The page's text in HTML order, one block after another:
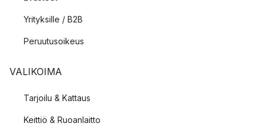
Yrityksille / B2B
Peruutusoikeus
VALIKOIMA
Tarjoilu & Kattaus
Keittiö & Ruoanlaitto